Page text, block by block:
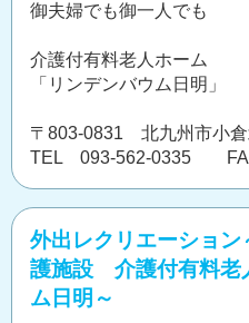
御夫婦でも御一人でも
介護付有料老人ホーム
「リンデンバウム日明」
〒803-0831 北九州市小
TEL 093-562-0335
外出レクリエーショ
護施設 介護付有料老
ム日明～